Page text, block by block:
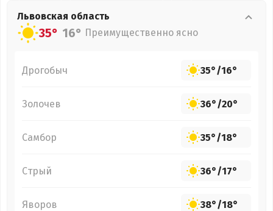
Львовская область
35° 16° Преимущественно ясно
Дрогобыч 35°/16°
Золочев 36°/20°
Самбор 35°/18°
Стрый 36°/17°
Яворов 38°/18°